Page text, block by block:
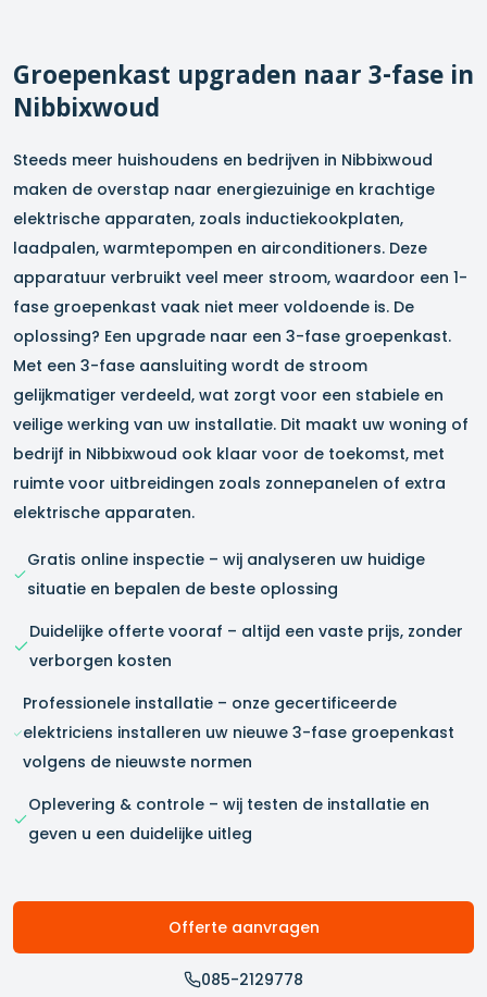
Groepenkast upgraden naar 3-fase in
Nibbixwoud
Steeds meer huishoudens en bedrijven in Nibbixwoud
maken de overstap naar energiezuinige en krachtige
elektrische apparaten, zoals inductiekookplaten,
laadpalen, warmtepompen en airconditioners. Deze
apparatuur verbruikt veel meer stroom, waardoor een 1-
fase groepenkast vaak niet meer voldoende is. De
oplossing? Een upgrade naar een 3-fase groepenkast.
Met een 3-fase aansluiting wordt de stroom
gelijkmatiger verdeeld, wat zorgt voor een stabiele en
veilige werking van uw installatie. Dit maakt uw woning of
bedrijf in Nibbixwoud ook klaar voor de toekomst, met
ruimte voor uitbreidingen zoals zonnepanelen of extra
elektrische apparaten.
Gratis online inspectie – wij analyseren uw huidige
situatie en bepalen de beste oplossing
Duidelijke offerte vooraf – altijd een vaste prijs, zonder
verborgen kosten
Professionele installatie – onze gecertificeerde
elektriciens installeren uw nieuwe 3-fase groepenkast
volgens de nieuwste normen
Oplevering & controle – wij testen de installatie en
geven u een duidelijke uitleg
Offerte aanvragen
085-2129778